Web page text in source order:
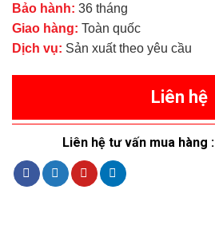
Bảo hành: 36 tháng
Giao hàng: Toàn quốc
Dịch vụ: Sản xuất theo yêu cầu
Liên hệ
Liên hệ tư vấn mua hàng :